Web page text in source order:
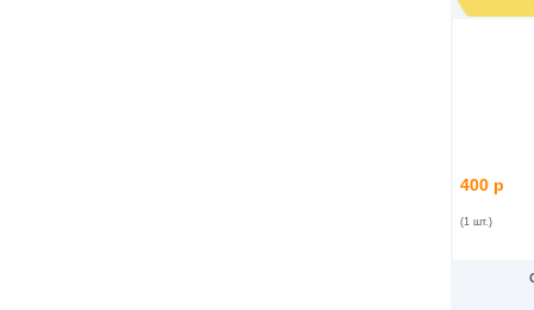
400 р
(1 шт.)